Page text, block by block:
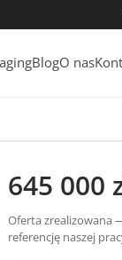
BlogO nas
645 000
Oferta zrealizowana
referencję naszej